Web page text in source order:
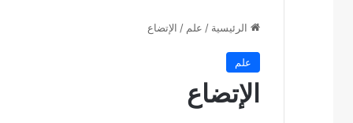
الرئيسية / علم / الإتضاع
علم
الإتضاع